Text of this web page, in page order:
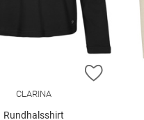
HINZUFÜGEN ZUR
CLARINA
Rundhalsshirt